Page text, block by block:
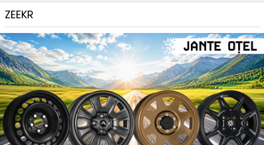
ZEEKR